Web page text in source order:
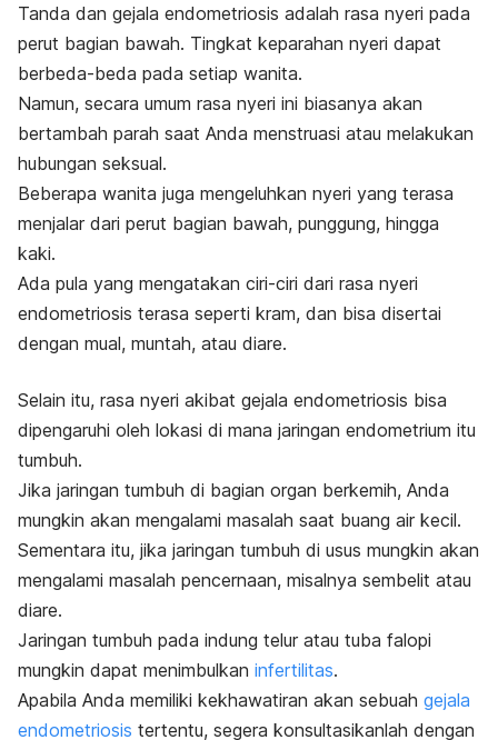
Tanda dan gejala endometriosis adalah rasa nyeri pada
perut bagian bawah. Tingkat keparahan nyeri dapat
berbeda-beda pada setiap wanita.
Namun, secara umum rasa nyeri ini biasanya akan
bertambah parah saat Anda menstruasi atau melakukan
hubungan seksual.
Beberapa wanita juga mengeluhkan nyeri yang terasa
menjalar dari perut bagian bawah, punggung, hingga
kaki.
Ada pula yang mengatakan ciri-ciri dari rasa nyeri
endometriosis terasa seperti kram, dan bisa disertai
dengan mual, muntah, atau diare.
Selain itu, rasa nyeri akibat gejala endometriosis bisa
dipengaruhi oleh lokasi di mana jaringan endometrium itu
tumbuh.
Jika jaringan tumbuh di bagian organ berkemih, Anda
mungkin akan mengalami masalah saat buang air kecil.
Sementara itu, jika jaringan tumbuh di usus mungkin akan
mengalami masalah pencernaan, misalnya sembelit atau
diare.
Jaringan tumbuh pada indung telur atau tuba falopi
mungkin dapat menimbulkan infertilitas.
Apabila Anda memiliki kekhawatiran akan sebuah gejala
endometriosis tertentu, segera konsultasikanlah dengan